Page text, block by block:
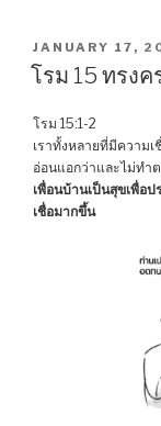
POSTED
ON
JANUARY 17,
โรม 15 ทรง
โรม 15:1-2
เราทั้งหลายที่มีความ
อ่อนแอกว่าและไม่ทำ
เพื่อนบ้านเป็นสุขเพื่อ
เชื่อมากขึ้น